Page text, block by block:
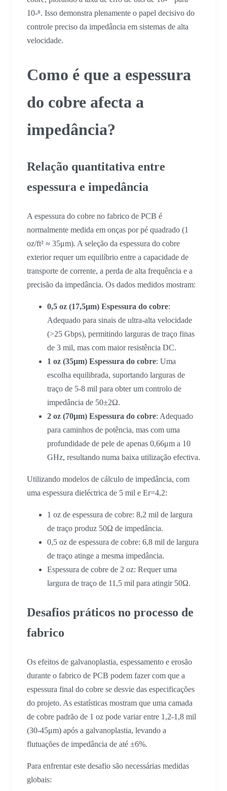
10-⁸. Isso demonstra plenamente o papel decisivo do
controle preciso da impedância em sistemas de alta
velocidade.
Como é que a espessura
do cobre afecta a
impedância?
Relação quantitativa entre
espessura e impedância
A espessura do cobre no fabrico de PCB é
normalmente medida em onças por pé quadrado (1
oz/ft² ≈ 35μm). A seleção da espessura do cobre
exterior requer um equilíbrio entre a capacidade de
transporte de corrente, a perda de alta frequência e a
precisão da impedância. Os dados medidos mostram:
0,5 oz (17,5μm) Espessura do cobre:
Adequado para sinais de ultra-alta velocidade
(>25 Gbps), permitindo larguras de traço finas
de 3 mil, mas com maior resistência DC.
1 oz (35μm) Espessura do cobre: Uma
escolha equilibrada, suportando larguras de
traço de 5-8 mil para obter um controlo de
impedância de 50±2Ω.
2 oz (70μm) Espessura do cobre: Adequado
para caminhos de potência, mas com uma
profundidade de pele de apenas 0,66μm a 10
GHz, resultando numa baixa utilização efectiva.
Utilizando modelos de cálculo de impedância, com
uma espessura dieléctrica de 5 mil e Er=4,2:
1 oz de espessura de cobre: 8,2 mil de largura
de traço produz 50Ω de impedância.
0,5 oz de espessura de cobre: 6,8 mil de largura
de traço atinge a mesma impedância.
Espessura de cobre de 2 oz: Requer uma
largura de traço de 11,5 mil para atingir 50Ω.
Desafios práticos no processo de
fabrico
Os efeitos de galvanoplastia, espessamento e erosão
durante o fabrico de PCB podem fazer com que a
espessura final do cobre se desvie das especificações
do projeto. As estatísticas mostram que uma camada
de cobre padrão de 1 oz pode variar entre 1,2-1,8 mil
(30-45μm) após a galvanoplastia, levando a
flutuações de impedância de até ±6%.
Para enfrentar este desafio são necessárias medidas
globais: